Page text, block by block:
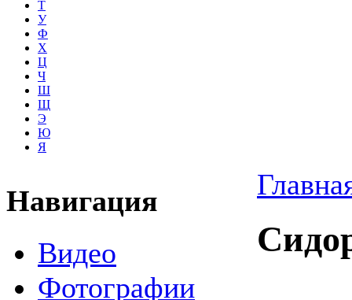
Т
У
Ф
Х
Ц
Ч
Ш
Щ
Э
Ю
Я
Навигация
Видео
Фотографии